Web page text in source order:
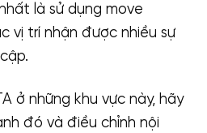
là sử dụng move
vị trí nhận được nhiều sự
ở những khu vực này, hãy
đó và điều chỉnh nội